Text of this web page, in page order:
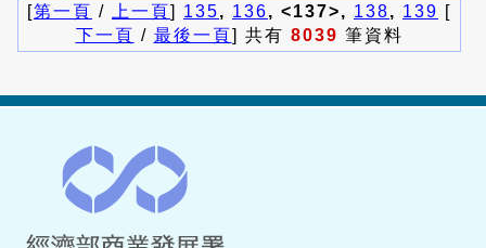
[第一頁 / 上一頁] 135, 136, <137>, 138, 139 [
下一頁 / 最後一頁] 共有 8039 筆資料